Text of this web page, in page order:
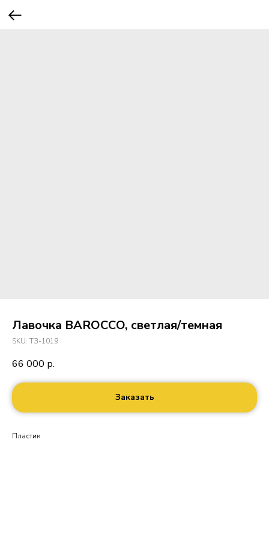
Лавочка BAROCCO, светлая/темная
SKU: ТЗ-1019
66 000 р.
Заказать
Пластик